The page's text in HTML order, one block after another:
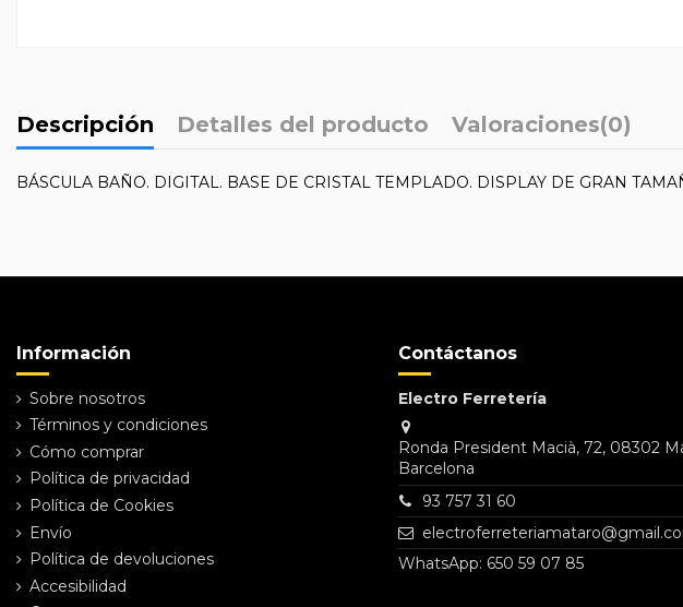
Descripción Detalles del producto Valoraciones(0)
BÁSCULA BAÑO. DIGITAL. BASE DE CRISTAL TEMPLADO. DISPLAY DE GRAN
Información
Sobre nosotros
Términos y condiciones
Cómo comprar
Política de privacidad
Política de Cookies
Envío
Política de devoluciones
Accesibilidad
Contáctanos
Electro Ferretería
Ronda President Macià, 72, 08302
Barcelona
93 757 31 60
WhatsApp: 650 59 07 85